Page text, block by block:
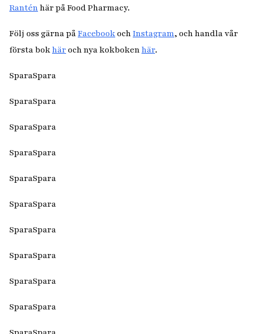
Ranténhär på Food Pharmacy.
Följ oss gärna påFacebookochInstagram, och handla vår
första bokhäroch nya kokbokenhär.
SparaSpara
SparaSpara
SparaSpara
SparaSpara
SparaSpara
SparaSpara
SparaSpara
SparaSpara
SparaSpara
SparaSpara